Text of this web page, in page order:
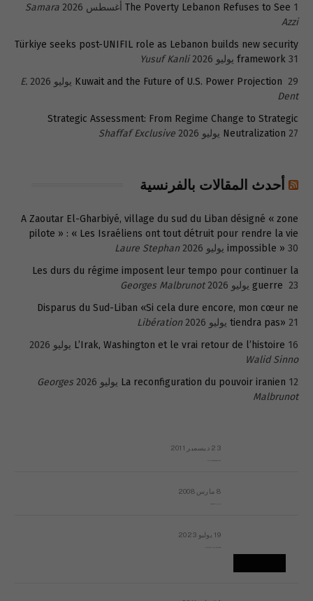
The Poverty Lebanon Refuses to See 1 أغسطس 2026
Samara
Azzi
Türkiye seeks post-UNIFIL role as Lebanon builds new security
framework 31 يوليو 2026
Yusuf Kanli
Kuwait and the Future of U.S. Power Projection 29 يوليو 2026
E.
Dent
Strategic Assessment: From Regime Change to Strategic
Neutralization 27 يوليو 2026 Shaffaf Exclusive
أحدث المقالات بالفرنسية
A Zaoutar El-Gharbiyé, village du sud du Liban désigné « zone
pilote » : « Les Israéliens ont tout détruit pour rendre la vie
impossible » 30 يوليو 2026
Laure Stephan
Les durs du régime imposent leur tempo pour continuer la
guerre 23 يوليو 2026
Georges Malbrunot
Disparus du Sud-Liban «Si cela dure encore, mon cœur ne
tiendra pas» 21 يوليو 2026
Libération
L’Irak, Washington et le vrai retour de l’histoire 16 يوليو 2026
Walid Sinno
La reconfiguration du pouvoir iranien 12 يوليو 2026
Georges
Malbrunot
23 ديسمبر 2011
8 مارس 2008
19 يوليو 2023